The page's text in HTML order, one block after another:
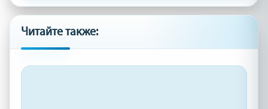
Читайте также: